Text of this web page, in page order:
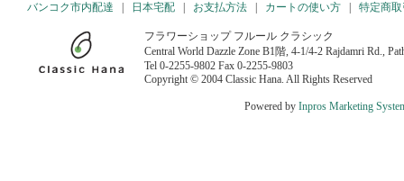
バンコク市内配達 日本宅配 お支払方法 カートの使い方 特定商
フラワーショップ フルール クラシック
Central World Dazzle Zone B1階, 4-1/4-2 Rajdamri Rd.,
Tel 0-2255-9802 Fax 0-2255-9803
Copyright © 2004 Classic Hana. All Rights Reserved
Powered by Inpros Marketing